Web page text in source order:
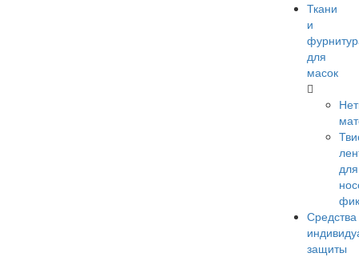
Ткани
и
для
масок
для
Средства
защиты